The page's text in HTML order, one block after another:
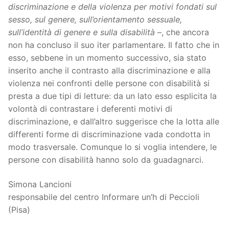
discriminazione e della violenza per motivi fondati sul
sesso, sul genere, sull’orientamento sessuale,
sull’identità di genere e sulla disabilità –, che ancora
non ha concluso il suo iter parlamentare. Il fatto che in
esso, sebbene in un momento successivo, sia stato
inserito anche il contrasto alla discriminazione e alla
violenza nei confronti delle persone con disabilità si
presta a due tipi di letture: da un lato esso esplicita la
volontà di contrastare i deferenti motivi di
discriminazione, e dall’altro suggerisce che la lotta alle
differenti forme di discriminazione vada condotta in
modo trasversale. Comunque lo si voglia intendere, le
persone con disabilità hanno solo da guadagnarci.
Simona Lancioni
responsabile del centro Informare un’h di Peccioli
(Pisa)